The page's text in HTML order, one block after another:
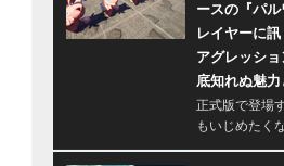
ースの『パ
レイヤーに
アグレッシ
底知れぬ魅力
正式版で登場
もいじめたく